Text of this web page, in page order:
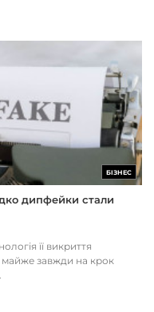
БІЗНЕС
дипфейки стали
її викриття
завжди на крок